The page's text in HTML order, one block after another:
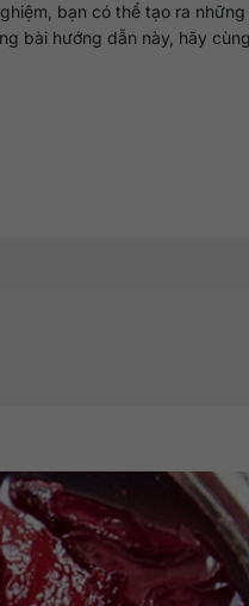
bạn có thể tạo ra
bài hướng dẫn này, hãy cùng